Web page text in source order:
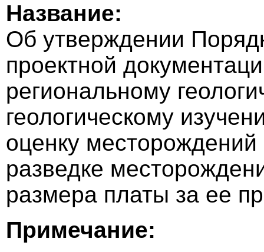
Название:
Об утверждении
проектной
региональному
геологическому
оценку
разведке
размера платы за ее
Примечание: